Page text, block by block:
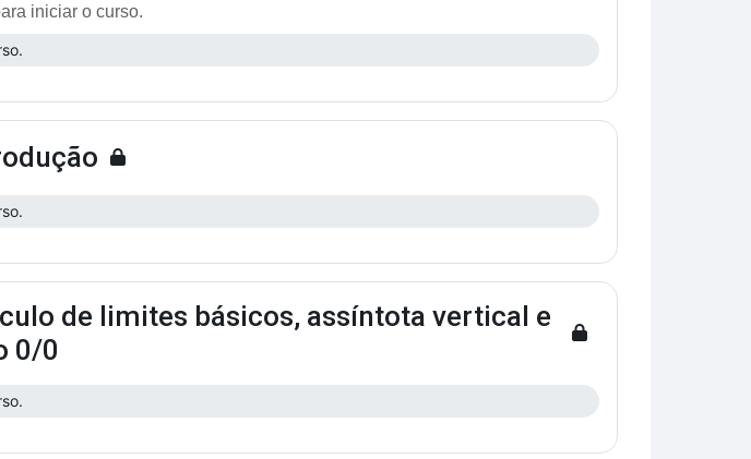
iniciar o curso.
de limites básicos, assíntota vertical e
0/0